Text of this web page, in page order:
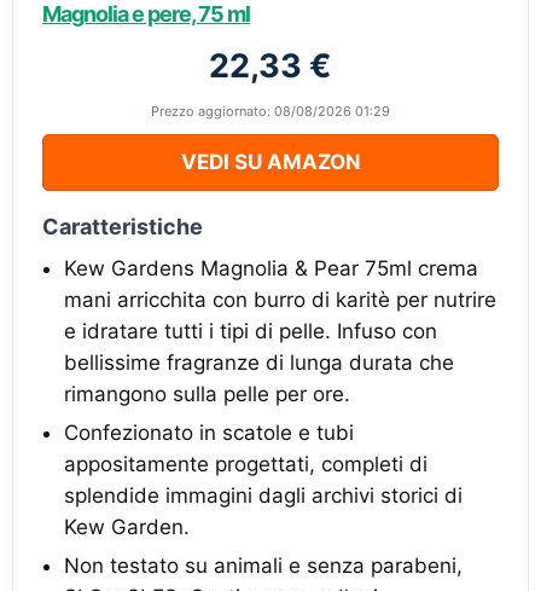
Magnolia e pere, 75 ml
22,33 €
Prezzo aggiornato: 08/08/2026 01:29
VEDI SU AMAZON
Caratteristiche
Kew Gardens Magnolia & Pear 75ml crema
mani arricchita con burro di karitè per nutrire
e idratare tutti i tipi di pelle. Infuso con
bellissime fragranze di lunga durata che
rimangono sulla pelle per ore.
Confezionato in scatole e tubi
appositamente progettati, completi di
splendide immagini dagli archivi storici di
Kew Garden.
Non testato su animali e senza parabeni,